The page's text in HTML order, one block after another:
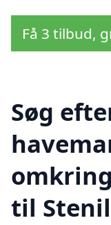
Få 3 tilbud,
Søg
til